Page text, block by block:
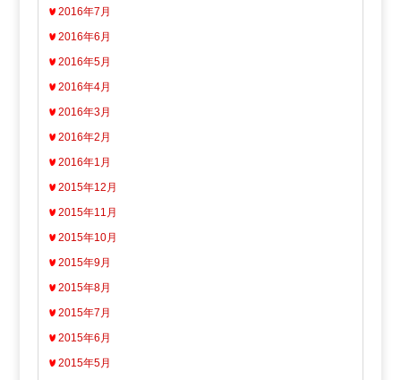
2016年7月
2016年6月
2016年5月
2016年4月
2016年3月
2016年2月
2016年1月
2015年12月
2015年11月
2015年10月
2015年9月
2015年8月
2015年7月
2015年6月
2015年5月